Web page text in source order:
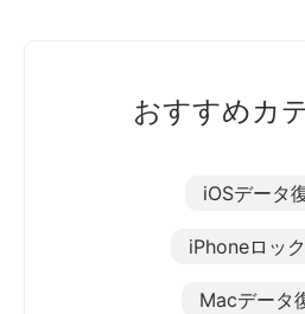
おすすめカ
iOSデータ
iPhoneロッ
Macデータ